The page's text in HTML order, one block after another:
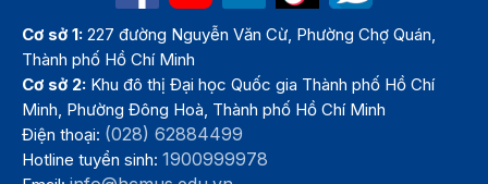
Cơ sở 1: 227 đường Nguyễn Văn Cừ, Phường Chợ Quán,
Thành phố Hồ Chí Minh
Cơ sở 2: Khu đô thị Đại học Quốc gia Thành phố Hồ Chí
Minh, Phường Đông Hoà, Thành phố Hồ Chí Minh
Điện thoại: (028) 62884499
Hotline tuyển sinh:1900999978